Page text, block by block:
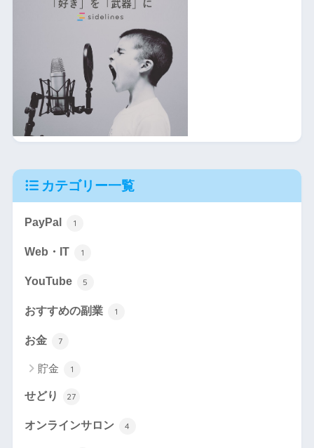
カテゴリー一覧
PayPal 1
Web・IT 1
YouTube 5
おすすめの副業 1
お金 7
貯金 1
せどり 27
オンラインサロン 4